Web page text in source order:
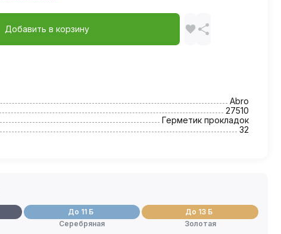
Добавить в корзину
Abro
27510
Герметик прокладок
32
До 11 Б
Серебряная
До 13 Б
Золотая